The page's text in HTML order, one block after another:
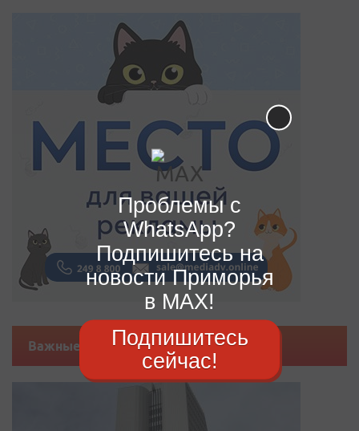
Важные новости
Проблемы с
WhatsApp?
Подпишитесь на
новости Приморья
в MAX!
Подпишитесь
сейчас!